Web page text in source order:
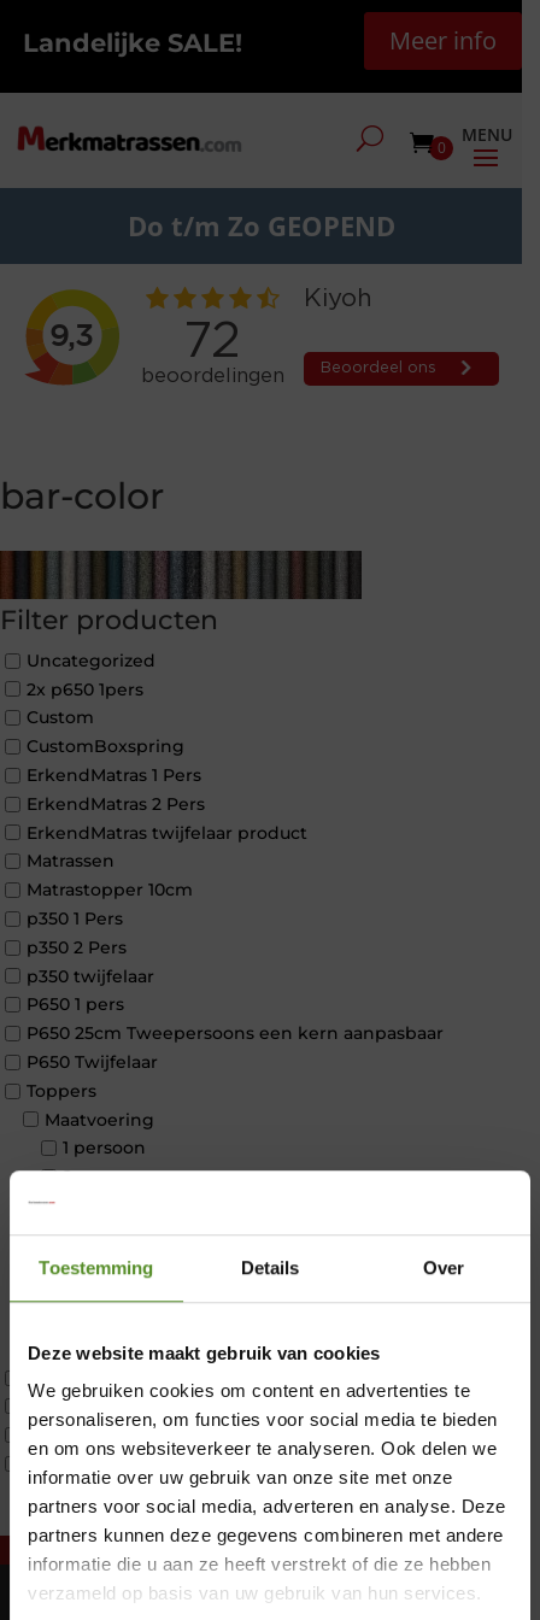
Toestemming Details Over
Deze website maakt gebruik van cookies
We gebruiken cookies om content en advertenties te
personaliseren, om functies voor social media te bieden
en om ons websiteverkeer te analyseren. Ook delen we
informatie over uw gebruik van onze site met onze
partners voor social media, adverteren en analyse. Deze
partners kunnen deze gegevens combineren met andere
informatie die u aan ze heeft verstrekt of die ze hebben
verzameld op basis van uw gebruik van hun services.
Landelijke SALE! Meer info
0
Do t/m Zo GEOPEND
bar-color
Filter producten
Uncategorized
2x p650 1pers
Custom
CustomBoxspring
ErkendMatras 1 Pers
ErkendMatras 2 Pers
ErkendMatras twijfelaar product
Matrassen
Matrastopper 10cm
p350 1 Pers
p350 2 Pers
p350 twijfelaar
P650 1 pers
P650 25cm Tweepersoons een kern aanpasbaar
P650 Twijfelaar
Toppers
Maatvoering
1 persoon
2 personen
Twijfelaar
Materiaal
Traagschuim
Tweepersoons 1 kern product
Tweepersoons 2 kernen
×